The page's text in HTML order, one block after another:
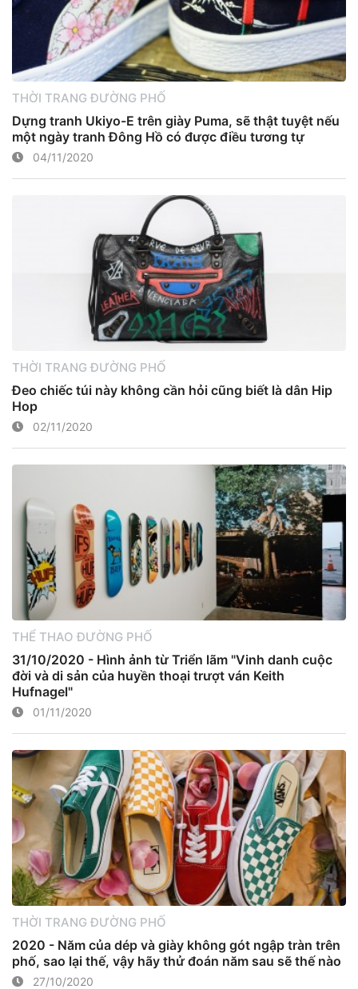
THỜI TRANG ĐƯỜNG PHỐ
Dựng tranh Ukiyo-E trên giày Puma, sẽ thật tuyệt nếu
một ngày tranh Đông Hồ có được điều tương tự
04/11/2020
THỜI TRANG ĐƯỜNG PHỐ
Đeo chiếc túi này không cần hỏi cũng biết là dân Hip
Hop
02/11/2020
THỂ THAO ĐƯỜNG PHỐ
31/10/2020 - Hình ảnh từ Triển lãm "Vinh danh cuộc
đời và di sản của huyền thoại trượt ván Keith
Hufnagel"
01/11/2020
THỜI TRANG ĐƯỜNG PHỐ
2020 - Năm của dép và giày không gót ngập tràn trên
phố, sao lại thế, vậy hãy thử đoán năm sau sẽ thế nào
27/10/2020